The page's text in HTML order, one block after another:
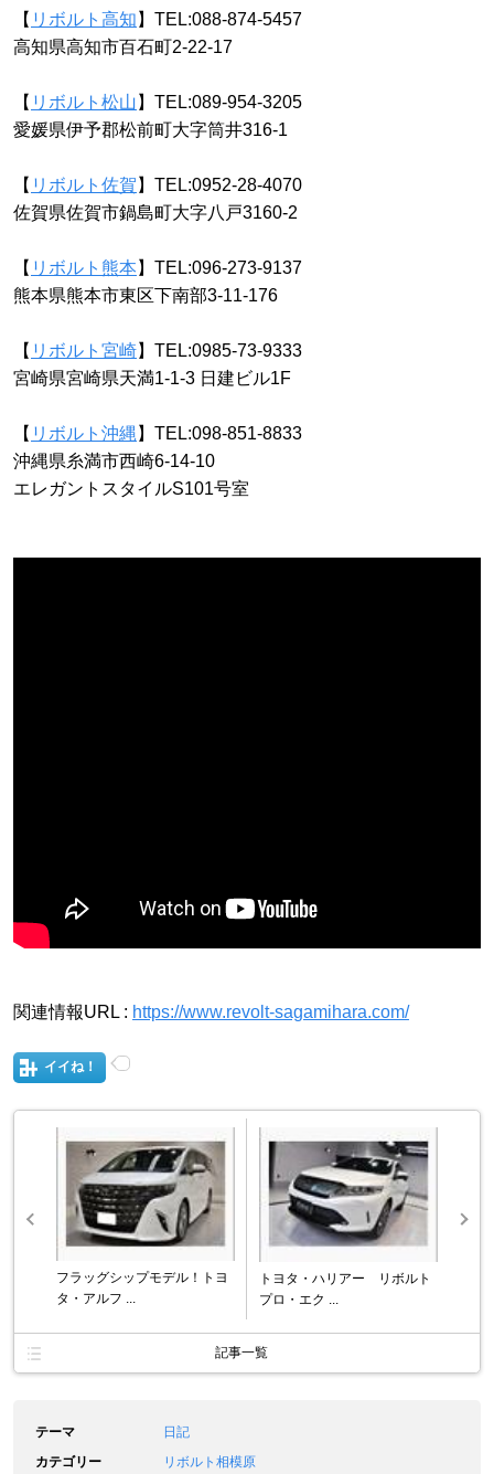
【 リボルト高知 】TEL:088-874-5457
高知県高知市百石町2-22-17
【 リボルト松山 】TEL:089-954-3205
愛媛県伊予郡松前町大字筒井316-1
【 リボルト佐賀 】TEL:0952-28-4070
佐賀県佐賀市鍋島町大字八戸3160-2
【 リボルト熊本 】TEL:096-273-9137
熊本県熊本市東区下南部3-11-176
【 リボルト宮崎】TEL:0985-73-9333
宮崎県宮崎県天満1-1-3 日建ビル1F
【 リボルト沖縄 】TEL:098-851-8833
沖縄県糸満市西崎6-14-10
エレガントスタイルS101号室
関連情報URL : https://www.revolt-sagamihara.com/
イイね！
フラッグシップモデル！トヨ
タ・アルフ ...
トヨタ・ハリアー リボルト
プロ・エク ...
記事一覧
テーマ
日記
カテゴリー
リボルト相模原